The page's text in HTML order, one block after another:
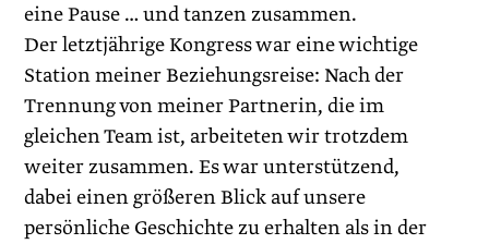
eine Pause … und tanzen zusammen.
Der letztjährige Kongress war eine wichtige
Station meiner Beziehungsreise: Nach der
Trennung von meiner Partnerin, die im
gleichen Team ist, arbeiteten wir trotzdem
weiter zusammen. Es war unterstützend,
dabei einen größeren Blick auf unsere
persönliche Geschichte zu erhalten als in der